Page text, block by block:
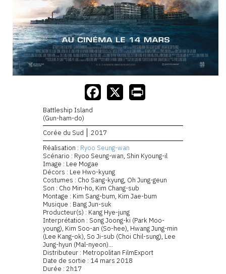
Battleship Island
(Gun-ham-do)
Corée du Sud
2017
Réalisation : Ryoo Seung-wan
Scénario : Ryoo Seung-wan, Shin Kyoung-il
Image : Lee Mogae
Décors : Lee Hwo-kyung
Costumes : Cho Sang-kyung, Oh Jung-geun
Son : Cho Min-ho, Kim Chang-sub
Montage : Kim Sang-bum, Kim Jae-bum
Musique : Bang Jun-suk
Producteur(s) : Kang Hye-jung
Interprétation : Song Joong-ki (Park Moo-
young), Kim Soo-an (So-hee), Hwang Jung-min
(Lee Kang-ok), So Ji-sub (Choi Chil-sung), Lee
Jung-hyun (Mal-nyeon)...
Distributeur : Metropolitan FilmExport
Date de sortie : 14 mars 2018
Durée : 2h17